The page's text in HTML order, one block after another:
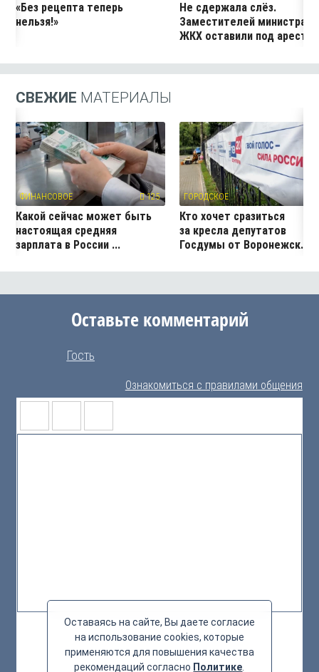
«Без рецепта теперь
нельзя!»
Не сдержала слёз.
Заместителей министра
ЖКХ оставили под
СВЕЖИЕ МАТЕРИАЛЫ
ФИНАНСОВОЕ 125
Какой сейчас может быть
настоящая средняя
зарплата в России ...
ГОРОДСКОЕ
Кто хочет сразиться
за кресла депутатов
Госдумы от Воронежск...
Оставьте комментарий
Гость
Ознакомиться с правилами общения
Оставаясь на сайте, Вы даете согласие
на использование cookies, которые
применяются для повышения качества
рекомендаций согласно Политике